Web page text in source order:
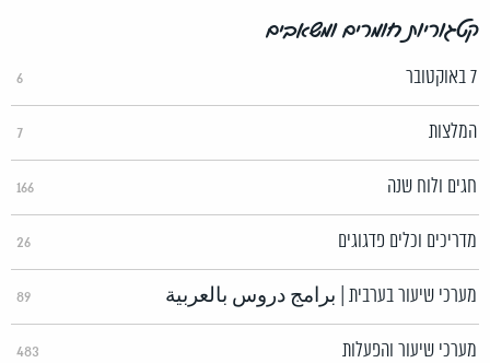
קטגוריות חומרים ומשאבים
7 באוקטובר 6
המלצות 7
חגים ולוח שנה 166
מדריכים וכלים פדגוגים 26
מערכי שיעור בערבית | برامج دروس بالعربية 89
מערכי שיעור והפעלות 483